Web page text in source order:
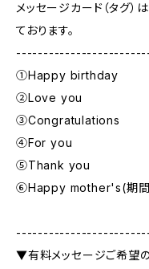
メッセージカード（タグ）
ております。
①Happy birthday
②Love you
③Congratulations
④For you
⑤Thank you
⑥Happy mother's(期間
▼有料メッセージご希望の